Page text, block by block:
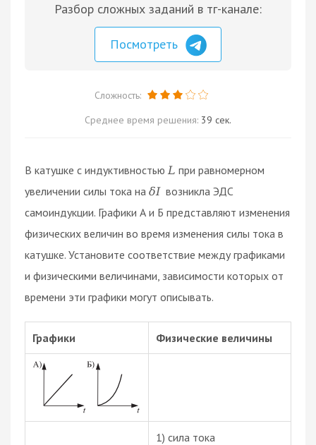
Разбор сложных заданий в тг-канале:
Посмотреть
Сложность:
Среднее время решения: 39 сек.
В катушке с индуктивностью L при равномерном
увеличении силы тока на δI возникла ЭДС
самоиндукции. Графики А и Б представляют изменения
физических величин во время изменения силы тока в
катушке. Установите соответствие между графиками
и физическими величинами, зависимости которых от
времени эти графики могут описывать.
Графики Физические величины
1) сила тока